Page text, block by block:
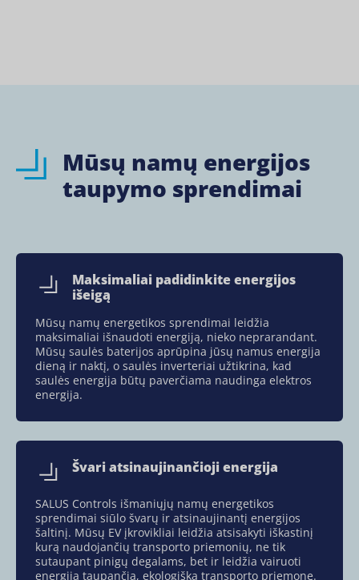
Mūsų namų energijos
taupymo sprendimai
Maksimaliai padidinkite energijos
išeigą
Mūsų namų energetikos sprendimai leidžia
maksimaliai išnaudoti energiją, nieko neprarandant.
Mūsų saulės baterijos aprūpina jūsų namus energija
dieną ir naktį, o saulės inverteriai užtikrina, kad
saulės energija būtų paverčiama naudinga elektros
energija.
Švari atsinaujinančioji energija
SALUS Controls išmaniųjų namų energetikos
sprendimai siūlo švarų ir atsinaujinantį energijos
šaltinį. Mūsų EV įkrovikliai leidžia atsisakyti iškastinį
kurą naudojančių transporto priemonių, ne tik
sutaupant pinigų degalams, bet ir leidžia vairuoti
energiją taupančią, ekologišką transporto priemonę.